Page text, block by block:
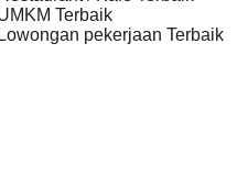
Terbaik
pekerjaan Terbaik